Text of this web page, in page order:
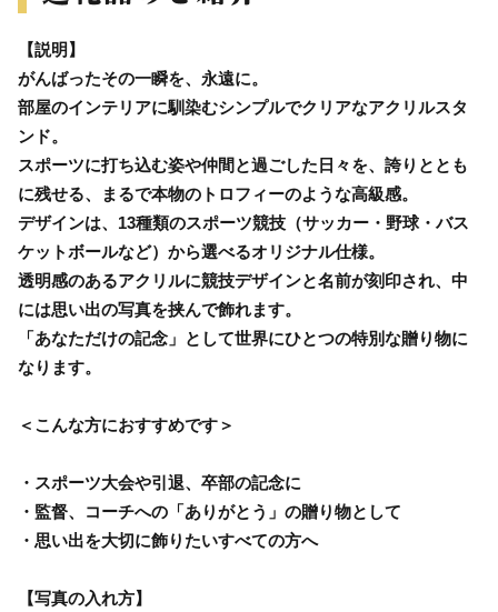
【説明】
がんばったその一瞬を、永遠に。
部屋のインテリアに馴染むシンプルでクリアなアクリルスタ
ンド。
スポーツに打ち込む姿や仲間と過ごした日々を、誇りととも
に残せる、まるで本物のトロフィーのような高級感。
デザインは、13種類のスポーツ競技（サッカー・野球・バス
ケットボールなど）から選べるオリジナル仕様。
透明感のあるアクリルに競技デザインと名前が刻印され、中
には思い出の写真を挟んで飾れます。
「あなただけの記念」として世界にひとつの特別な贈り物に
なります。
＜こんな方におすすめです＞
・スポーツ大会や引退、卒部の記念に
・監督、コーチへの「ありがとう」の贈り物として
・思い出を大切に飾りたいすべての方へ
【写真の入れ方】